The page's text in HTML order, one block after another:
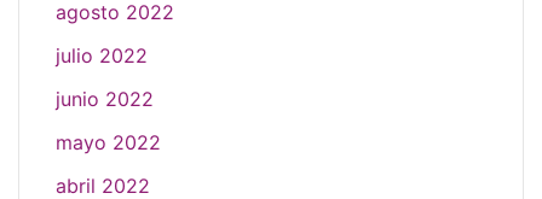
agosto 2022
julio 2022
junio 2022
mayo 2022
abril 2022